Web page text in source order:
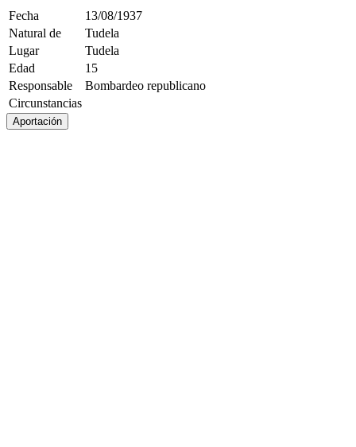
Fecha
13/08/1937
Natural de
Tudela
Lugar
Tudela
Edad
15
Responsable
Bombardeo republicano
Circunstancias